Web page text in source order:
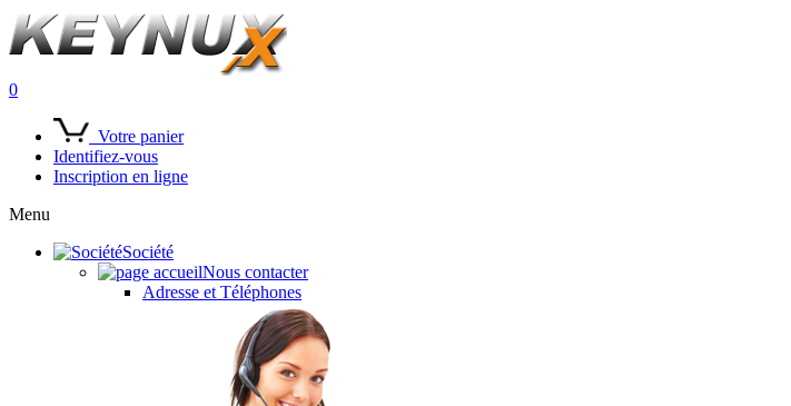
0
Votre panier
Identifiez-vous
Inscription en ligne
Menu
Société
Nous contacter
Adresse et Téléphones